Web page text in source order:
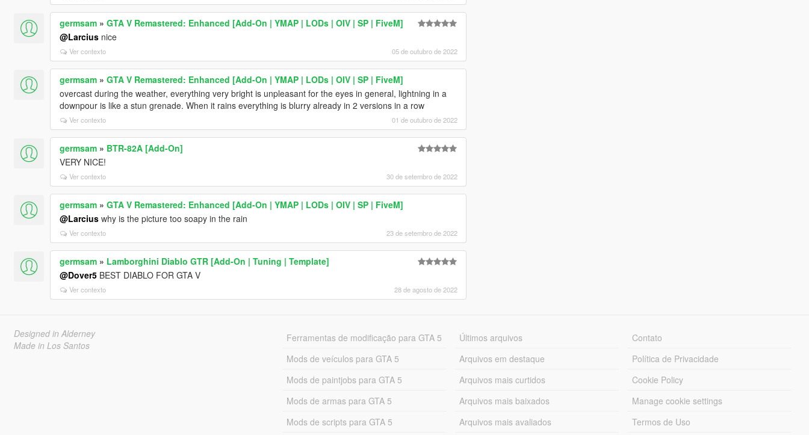
germsam» GTA V Remastered: Enhanced [Add-On | YMAP | LODs | OIV | SP | FiveM]
@Larciusnice
Ver contexto 05 de outubro de 2022
germsam» GTA V Remastered: Enhanced [Add-On | YMAP | LODs | OIV | SP | FiveM]
overcast during the weather, everything very bright is unpleasant for the eyes in general, lightning in a
downpour is like a stun grenade. When it rains everything is blurry already in 2 versions in a row
Ver contexto 01 de outubro de 2022
germsam» BTR-82A [Add-On]
VERY NICE!
Ver contexto 30 de setembro de 2022
germsam» GTA V Remastered: Enhanced [Add-On | YMAP | LODs | OIV | SP | FiveM]
@Larciuswhy is the picture too soapy in the rain
Ver contexto 23 de setembro de 2022
germsam» Lamborghini Diablo GTR [Add-On | Tuning | Template]
@Dover5BEST DIABLO FOR GTA V
Ver contexto 28 de agosto de 2022
Designed in Alderney
Made in Los Santos
Ferramentas de modificação para GTA 5
Mods de veículos para GTA 5
Mods de paintjobs para GTA 5
Mods de armas para GTA 5
Mods de scripts para GTA 5
Últimos arquivos
Arquivos em destaque
Arquivos mais curtidos
Arquivos mais baixados
Arquivos mais avaliados
Contato
Política de Privacidade
Cookie Policy
Manage cookie settings
Termos de Uso